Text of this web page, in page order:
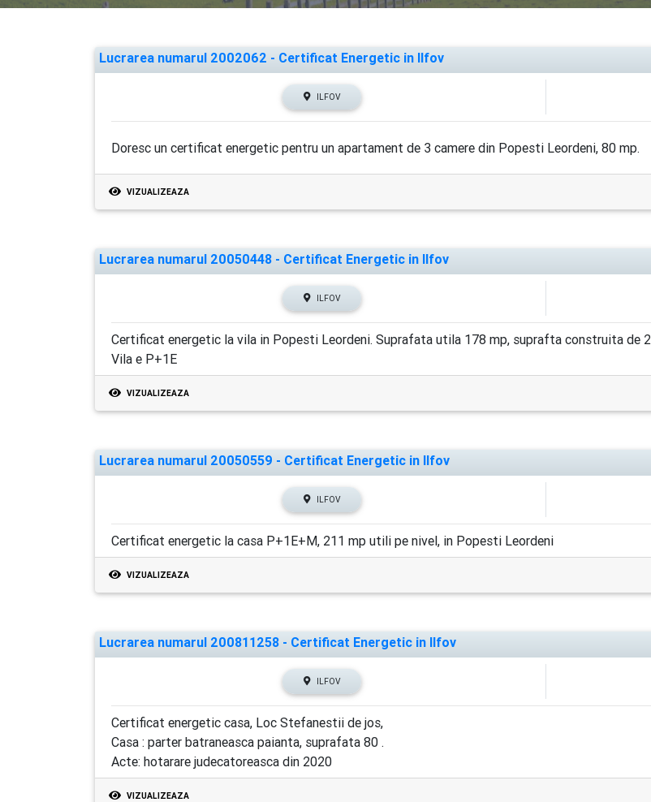
Lucrarea numarul 2002062 - Certificat Energetic in Ilfov
ILFOV
Doresc un certificat energetic pentru un apartament de 3 camere din Popesti Leordeni, 80 mp.
VIZUALIZEAZA
Lucrarea numarul 20050448 - Certificat Energetic in Ilfov
ILFOV
Certificat energetic la vila in Popesti Leordeni. Suprafata utila 178 mp, suprafta construita de
Vila e P+1E
VIZUALIZEAZA
Lucrarea numarul 20050559 - Certificat Energetic in Ilfov
ILFOV
Certificat energetic la casa P+1E+M, 211 mp utili pe nivel, in Popesti Leordeni
VIZUALIZEAZA
Lucrarea numarul 200811258 - Certificat Energetic in Ilfov
ILFOV
Certificat energetic casa, Loc Stefanestii de jos,
Casa : parter batraneasca paianta, suprafata 80 .
Acte: hotarare judecatoreasca din 2020
VIZUALIZEAZA